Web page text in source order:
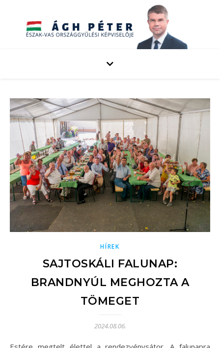
HÍREK
SAJTOSKÁLI FALUNAP:
BRANDNYÚL MEGHOZTA A
TÖMEGET
2024.08.06.